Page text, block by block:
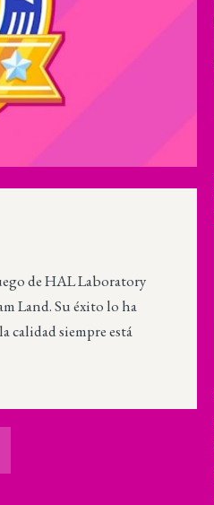
de HAL Laboratory
Land. Su éxito lo ha
calidad siempre está